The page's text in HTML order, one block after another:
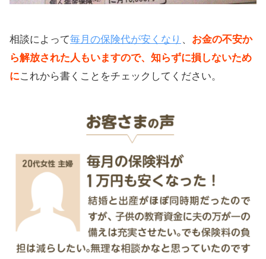
相談によって毎月の保険代が安くなり 、 お金の不安か
ら解放された人もいますので、知らずに損しないため
にこれから書くことをチェックしてください。